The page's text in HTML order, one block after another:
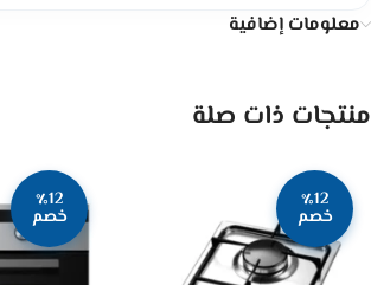
معلومات إضافية
منتجات ذات صلة
٪12
خصم
٪12
خصم